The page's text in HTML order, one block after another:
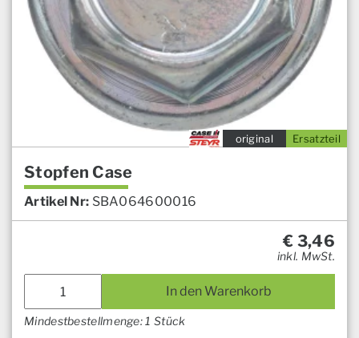
Ersatzteil
original
Stopfen Case
Artikel Nr: SBA064600016
€ 3,46
inkl. MwSt.
In den Warenkorb
Mindestbestellmenge: 1 Stück